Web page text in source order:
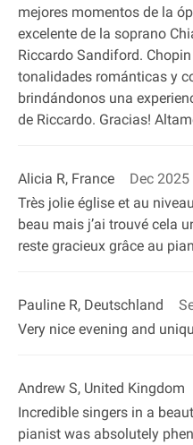
mejores momentos de la
excelente de la soprano
Riccardo Sandiford.
tonalidades románticas y
brindándonos una
de Riccardo. Gracias!
Alicia R, France
Dec 2025
Très jolie église et au
beau mais j’ai trouvé cela
reste gracieux grâce au
Pauline R, Deutschland
Very nice evening and
Andrew S, United Kingdom
Incredible singers in a
pianist was absolutely